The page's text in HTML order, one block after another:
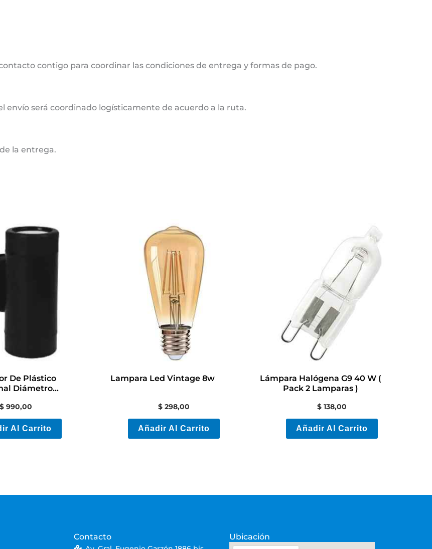
contigo para coordinar las condiciones de entrega y formas de pago.
envío será coordinado logísticamente de acuerdo a la ruta.
la entrega.
De Plástico
Diámetro
$ 990,00
Al Carrito
Lampara Led Vintage 8w
$ 298,00
Añadir Al Carrito
Lámpara Halógena G9 40 W (
Pack 2 Lamparas )
$ 138,00
Añadir Al Carrito
Contacto Ubicación